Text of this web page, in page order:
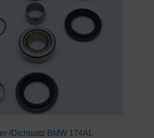
Dichtsatz BMW 174AL